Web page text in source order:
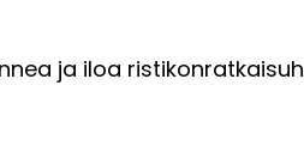
ja iloa